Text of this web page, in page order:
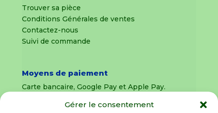
Gérer le consentement
Trouver sa pièce
Conditions Générales de ventes
Contactez-nous
Suivi de commande
Moyens de paiement
Carte bancaire, Google Pay et Apple Pay.